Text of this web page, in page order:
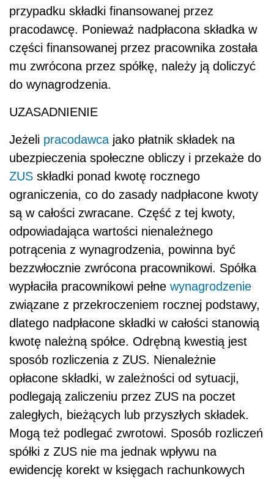
przypadku składki finansowanej przez
pracodawcę. Ponieważ nadpłacona składka w
części finansowanej przez pracownika została
mu zwrócona przez spółkę, należy ją doliczyć
do wynagrodzenia.
UZASADNIENIE
Jeżeli pracodawca jako płatnik składek na
ubezpieczenia społeczne obliczy i przekaże do
ZUS składki ponad kwotę rocznego
ograniczenia, co do zasady nadpłacone kwoty
są w całości zwracane. Część z tej kwoty,
odpowiadająca wartości nienależnego
potrącenia z wynagrodzenia, powinna być
bezzwłocznie zwrócona pracownikowi. Spółka
wypłaciła pracownikowi pełne wynagrodzenie
związane z przekroczeniem rocznej podstawy,
dlatego nadpłacone składki w całości stanowią
kwotę należną spółce. Odrębną kwestią jest
sposób rozliczenia z ZUS. Nienależnie
opłacone składki, w zależności od sytuacji,
podlegają zaliczeniu przez ZUS na poczet
zaległych, bieżących lub przyszłych składek.
Mogą też podlegać zwrotowi. Sposób rozliczeń
spółki z ZUS nie ma jednak wpływu na
ewidencję korekt w księgach rachunkowych